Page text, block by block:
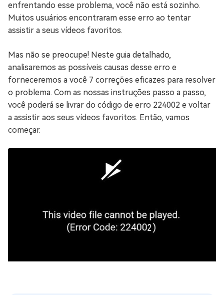
enfrentando esse problema, você não está sozinho.
Muitos usuários encontraram esse erro ao tentar
assistir a seus vídeos favoritos.
Mas não se preocupe! Neste guia detalhado,
analisaremos as possíveis causas desse erro e
forneceremos a você 7 correções eficazes para resolver
o problema. Com as nossas instruções passo a passo,
você poderá se livrar do código de erro 224002 e voltar
a assistir aos seus vídeos favoritos. Então, vamos
começar.